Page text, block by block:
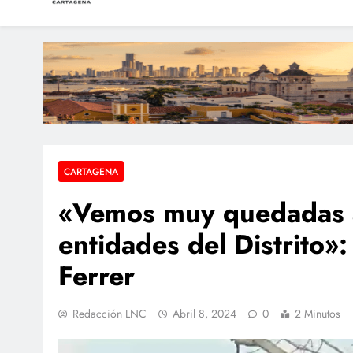
Armada de
Condenan a dos
LAS NOTICIAS CARTAGENA
Periodismo e Investigación
CARTAGENA
«Vemos muy
entidades del
Ferrer
Redacción LNC Abril 8, 2024 0 2 Minutos